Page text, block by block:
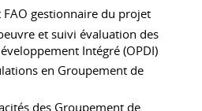
gestionnaire du projet
et suivi évaluation des
Intégré (OPDI)
en Groupement de
des Groupement de